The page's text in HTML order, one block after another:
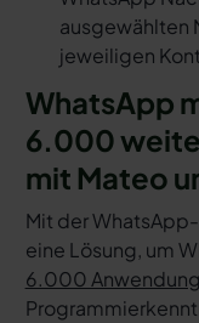
ausgewählten
jeweiligen
WhatsApp
6.000
mit Mateo
Mit der
eine Lösung, um
6.000